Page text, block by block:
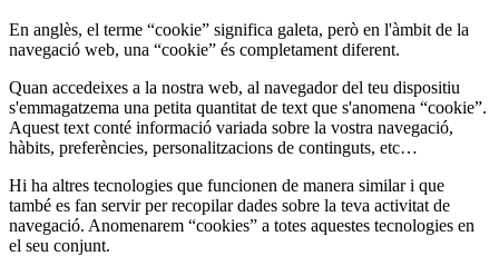
En anglès, el terme “cookie” significa galeta, però en l'àmbit de la
navegació web, una “cookie” és completament diferent.
Quan accedeixes a la nostra web, al navegador del teu dispositiu
s'emmagatzema una petita quantitat de text que s'anomena “cookie”.
Aquest text conté informació variada sobre la vostra navegació,
hàbits, preferències, personalitzacions de continguts, etc…
Hi ha altres tecnologies que funcionen de manera similar i que
també es fan servir per recopilar dades sobre la teva activitat de
navegació. Anomenarem “cookies” a totes aquestes tecnologies en
el seu conjunt.